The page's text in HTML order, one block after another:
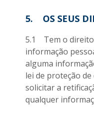
5. OS SEUS
5.1 Tem o direito
informação
alguma
lei de proteção
solicitar a
qualquer